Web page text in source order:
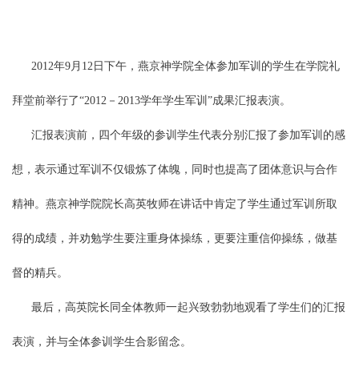
2012年9月 12 日 下午，燕京神学院全体参加军训的学生在学院礼
拜堂前举行了“2012 － 2013学年学生军训”成果汇报表演。
汇报表演前，四个年级的参训学生代表分别汇报了参加军训的感
想，表示通过军训不仅锻炼了体魄，同时也提高了团体意识与合作
精神。燕京神学院院长高英牧师在讲话中肯定了学生通过军训所取
得的成绩，并劝勉学生要注重身体操练，更要注重信仰操练，做基
督的精兵。
最后，高英院长同全体教师一起兴致勃勃地观看了学生们的汇报
表演，并与全体参训学生合影留念。